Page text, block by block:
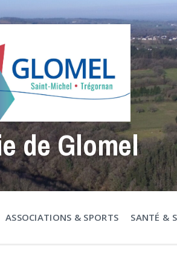
de Glomel
ASSOCIATIONS & SPORTS SANTÉ &